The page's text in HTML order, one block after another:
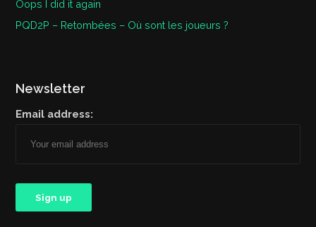
Oops I did it again
PQD2P – Retombées – Où sont les joueurs ?
Newsletter
Email address: